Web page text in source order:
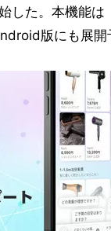
した。本機能
版にも展開